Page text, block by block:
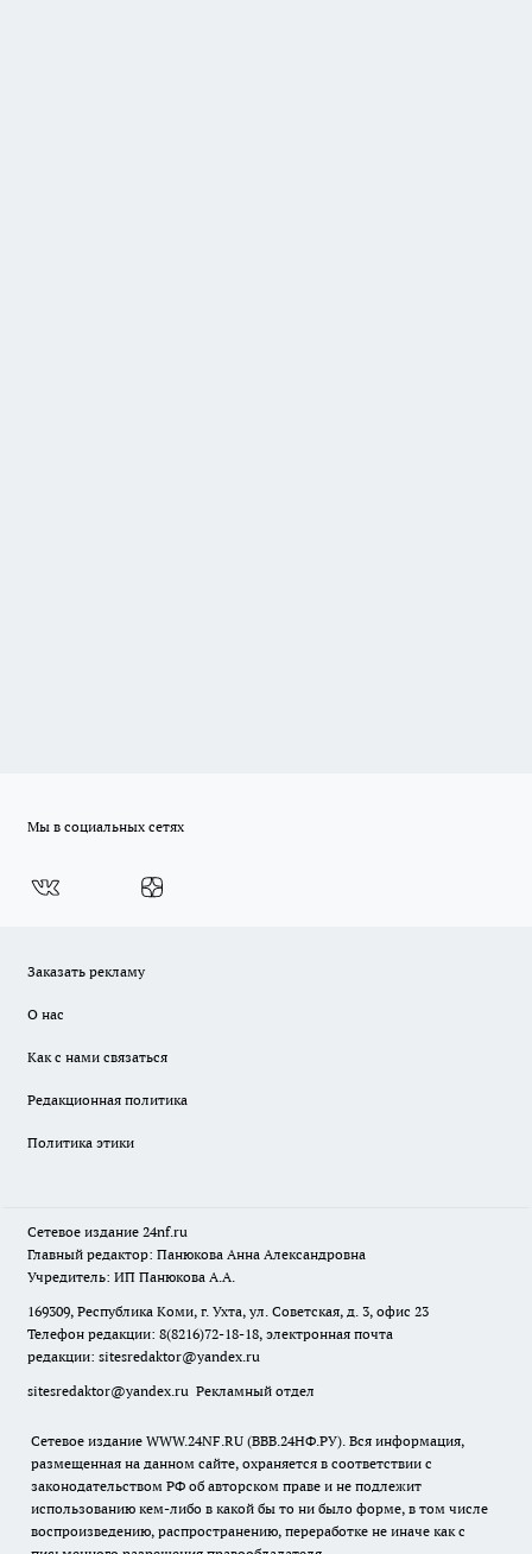
Мы в социальных сетях
Заказать рекламу
О нас
Как с нами связаться
Редакционная политика
Политика этики
Сетевое издание 24nf.ru
Главный редактор: Панюкова Анна Александровна
Учредитель: ИП Панюкова А.А.
169309, Республика Коми, г. Ухта, ул. Советская, д. 3, офис 23
Телефон редакции: 8(8216)72-18-18, электронная почта
редакции: sitesredaktor@yandex.ru
sitesredaktor@yandex.ru Рекламный отдел
Сетевое издание WWW.24NF.RU (ВВВ.24НФ.РУ). Вся информация,
размещенная на данном сайте, охраняется в соответствии с
законодательством РФ об авторском праве и не подлежит
использованию кем-либо в какой бы то ни было форме, в том числе
воспроизведению, распространению, переработке не иначе как с